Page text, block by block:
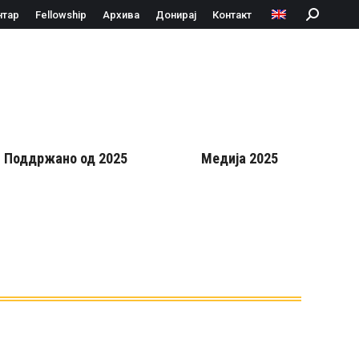
Fellowship Архива Донирај Контакт Search:
Поддржано од 2025 Медија 2025